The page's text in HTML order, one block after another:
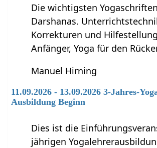
Die wichtigsten
Darshanas.
Korrekturen und
Anfänger, Yoga für den
Manuel Hirning
11.09.2026 - 13.09.2026 3-Jahres-
Ausbildung Beginn
Dies ist die
jährigen